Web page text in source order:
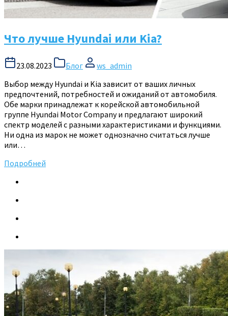
Что лучше Hyundai или Kia?
23.08.2023 Блог
ws_admin
Выбор между Hyundai и Kia зависит от ваших личных
предпочтений, потребностей и ожиданий от автомобиля.
Обе марки принадлежат к корейской автомобильной
группе Hyundai Motor Company и предлагают широкий
спектр моделей с разными характеристиками и функциями.
Ни одна из марок не может однозначно считаться лучше
или…
Подробней